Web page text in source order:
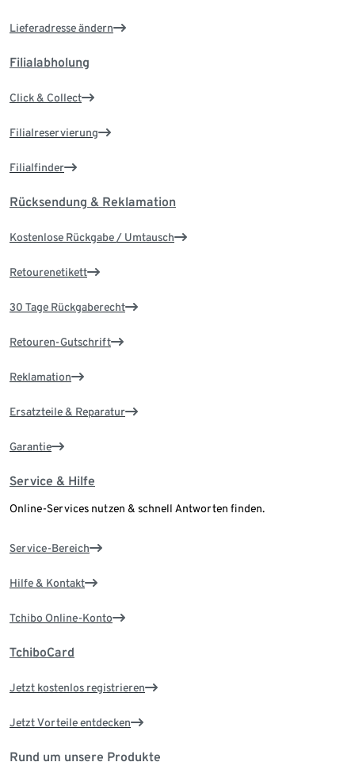
Lieferadresse ändern
Filialabholung
Click & Collect
Filialreservierung
Filialfinder
Rücksendung & Reklamation
Kostenlose Rückgabe / Umtausch
Retourenetikett
30 Tage Rückgaberecht
Retouren-Gutschrift
Reklamation
Ersatzteile & Reparatur
Garantie
Service & Hilfe
Online-Services nutzen & schnell Antworten finden.
Service-Bereich
Hilfe & Kontakt
Tchibo Online-Konto
TchiboCard
Jetzt kostenlos registrieren
Jetzt Vorteile entdecken
Rund um unsere Produkte